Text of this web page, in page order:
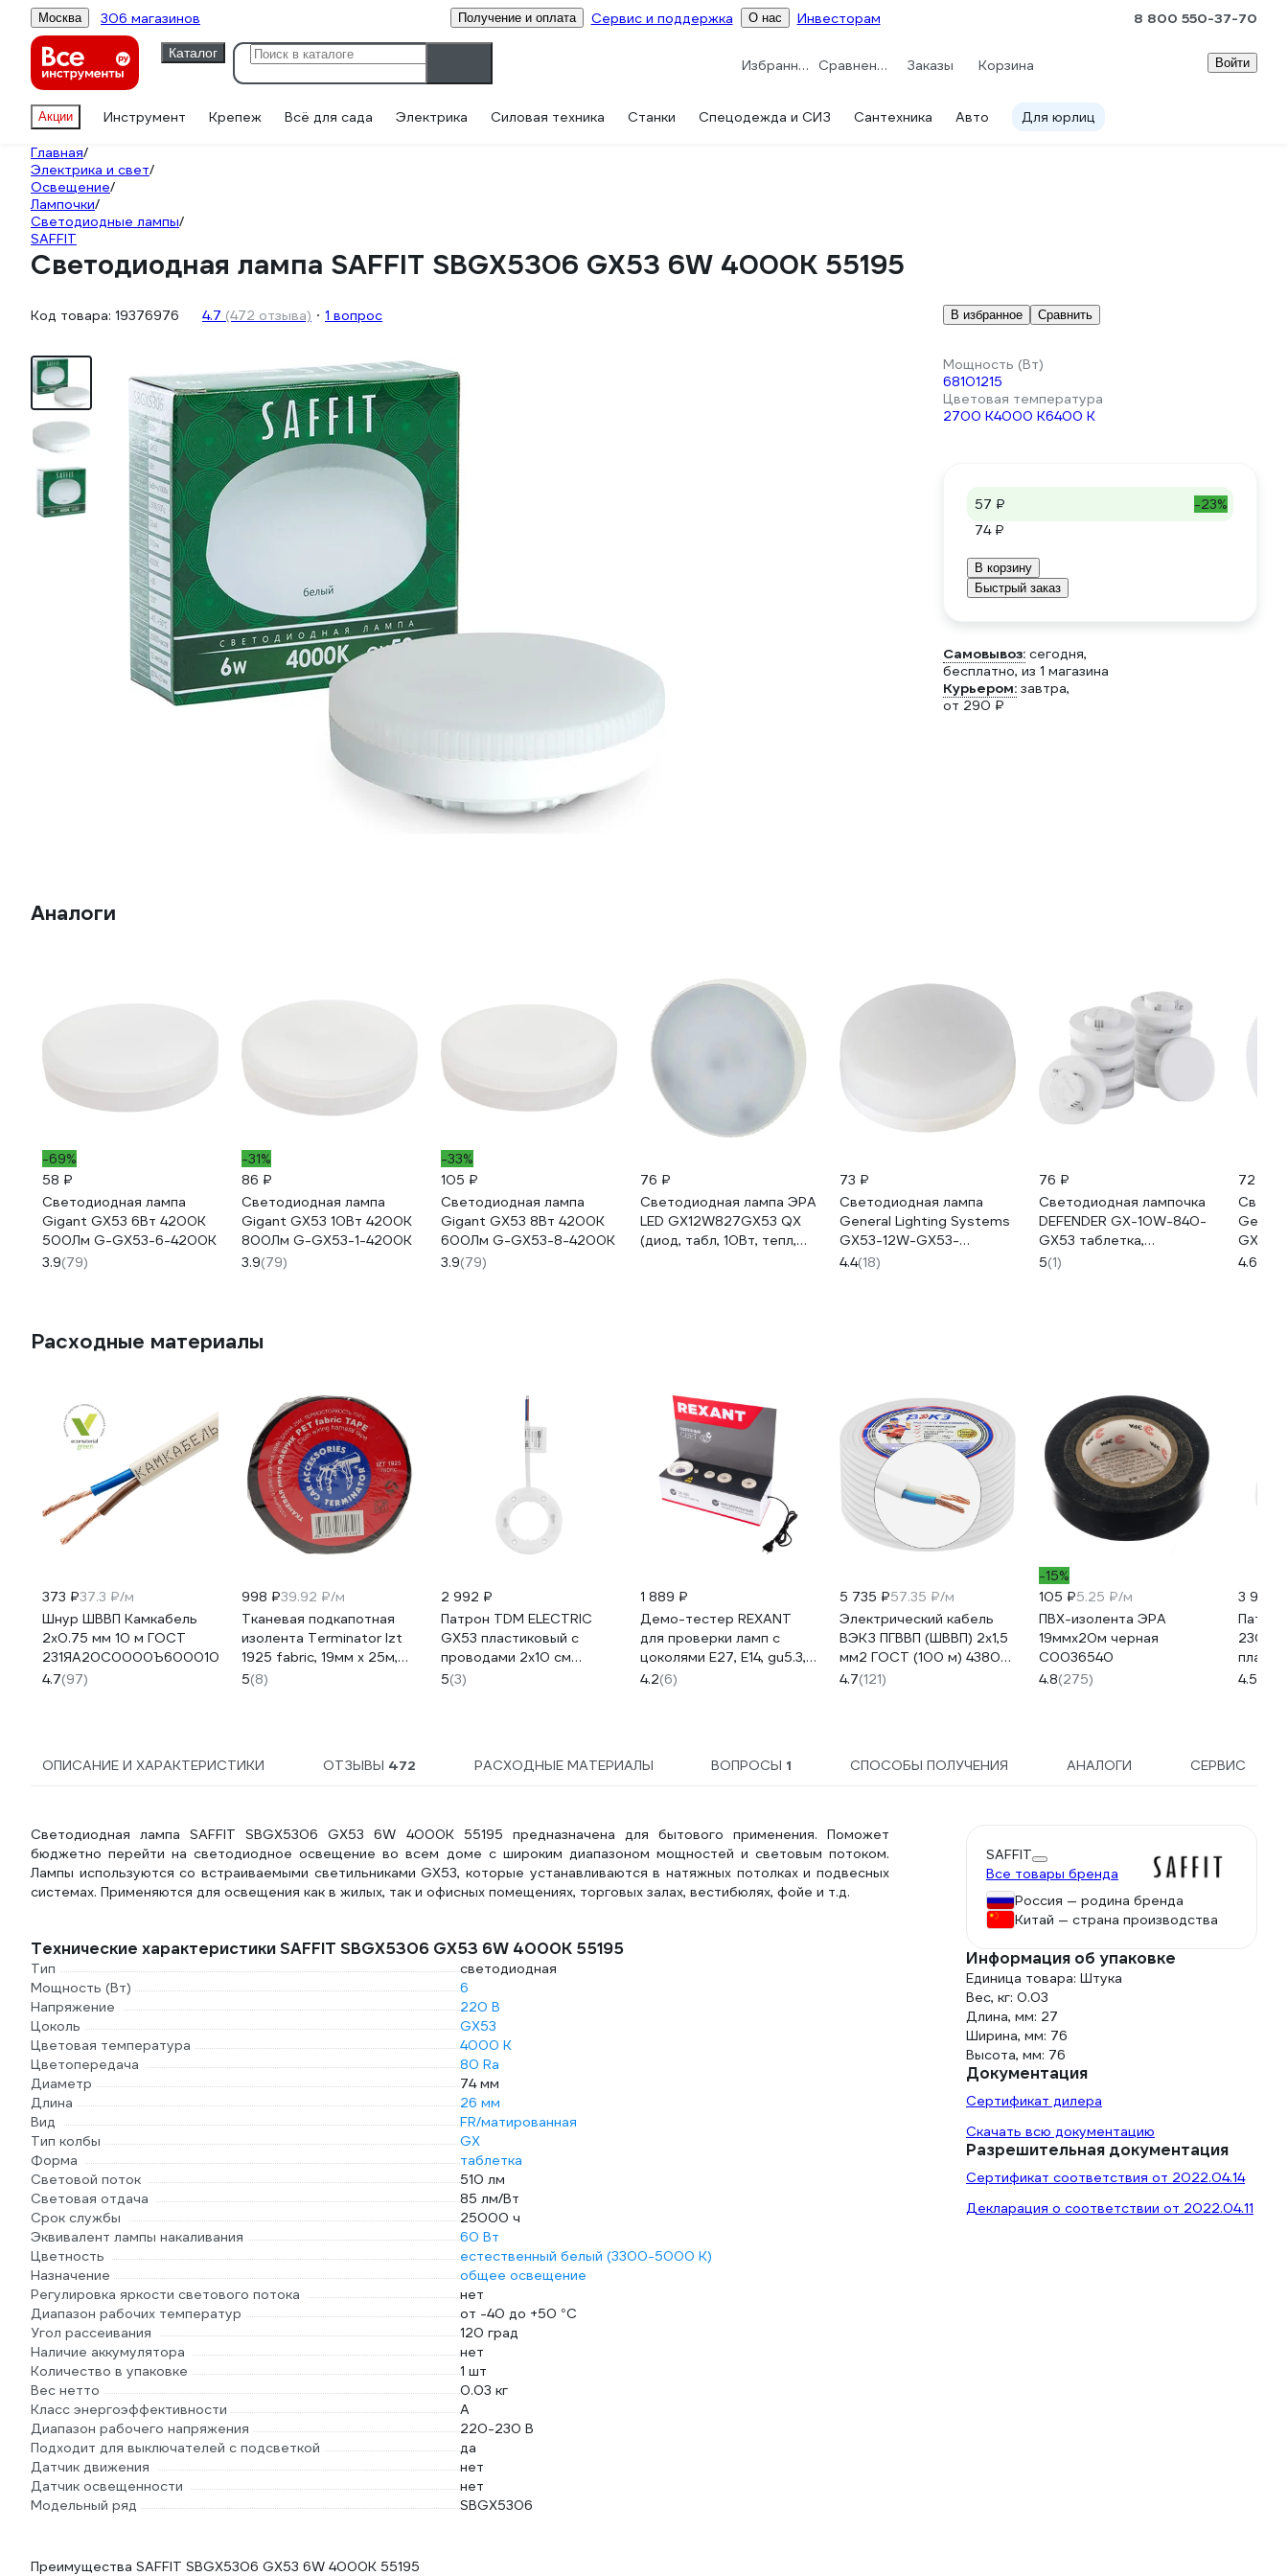
Москва 306 магазинов Получение и оплата Сервис и поддержка О нас Инвесторам 8 800 550-37-70
Каталог
Избранное Сравнение Заказы Корзина Войти
Акции Инструмент Крепеж Всё для сада Электрика Силовая техника Станки Спецодежда и СИЗ Сантехника Авто Для юрлиц
Главная/
Электрика и свет/
Освещение/
Лампочки/
Светодиодные лампы/
SAFFIT
Светодиодная лампа SAFFIT SBGX5306 GX53 6W 4000K 55195
Код товара: 19376976 4.7 (472 отзыва) 1 вопрос В избранное Сравнить
Мощность (Вт)
68101215
Цветовая температура
2700 К4000 К6400 К
57 ₽
-23%
74 ₽
В корзину
Быстрый заказ
Самовывоз: сегодня,
бесплатно, из 1 магазина
Курьером: завтра,
от 290 ₽
Аналоги
-69%
58 ₽
Светодиодная лампа
Gigant GX53 6Вт 4200K
500Лм G-GX53-6-4200K
3.9(79)
-31%
86 ₽
Светодиодная лампа
Gigant GX53 10Вт 4200K
800Лм G-GX53-1-4200K
3.9(79)
-33%
105 ₽
Светодиодная лампа
Gigant GX53 8Вт 4200K
600Лм G-GX53-8-4200K
3.9(79)
76 ₽
Светодиодная лампа ЭРА
LED GX12W827GX53 QX
(диод, табл, 10Вт, тепл,
73 ₽
Светодиодная лампа
General Lighting Systems
GX53-12W-GX53-
рассеиватель купол
4.4(18)
76 ₽
Светодиодная лампочка
DEFENDER GX-10W-840-
GX53 таблетка,
нейтральный белый, 1 шт.
5(1)
72 ₽
GX53-
4.6
Расходные материалы
373 ₽37.3 ₽/м
Шнур ШВВП Камкабель
2x0.75 мм 10 м ГОСТ
231ЯA20C0000Ъ600010М
4.7(97)
998 ₽39.92 ₽/м
Тканевая подкапотная
изолента Terminator Izt
1925 fabric, 19мм х 25м,
толщина 0,25мм
5(8)
2 992 ₽
Патрон TDM ELECTRIC
GX53 пластиковый с
проводами 2х10 см
SQ0335-0100
5(3)
1 889 ₽
Демо-тестер REXANT
для проверки ламп с
цоколями Е27, Е14, gu5.3,
gx53 604-801
4.2(6)
5 735 ₽57.35 ₽/м
Электрический кабель
ВЭКЗ ПГВВП (ШВВП) 2x1,5
мм2 ГОСТ (100 м) 43805
VEKZ00037
4.7(121)
-15%
105 ₽5.25 ₽/м
ПВХ-изолента ЭРА
19ммх20м черная
C0036540
4.8(275)
3 952 ₽
Патрон
230V,
белый,
4.5
ОПИСАНИЕ И ХАРАКТЕРИСТИКИ ОТЗЫВЫ 472 РАСХОДНЫЕ МАТЕРИАЛЫ ВОПРОСЫ 1 СПОСОБЫ ПОЛУЧЕНИЯ АНАЛОГИ СЕРВИС
Светодиодная лампа SAFFIT SBGX5306 GX53 6W 4000K 55195 предназначена для бытового применения. Поможет
бюджетно перейти на светодиодное освещение во всем доме с широким диапазоном мощностей и световым потоком.
Лампы используются со встраиваемыми светильниками GX53, которые устанавливаются в натяжных потолках и подвесных
системах. Применяются для освещения как в жилых, так и офисных помещениях, торговых залах, вестибюлях, фойе и т.д.
Технические характеристики SAFFIT SBGX5306 GX53 6W 4000K 55195
Тип
светодиодная
Мощность (Вт)
6
Напряжение
220 В
Цоколь
GX53
Цветовая температура
4000 К
Цветопередача
80 Ra
Диаметр
74 мм
Длина
26 мм
Вид
FR/матированная
Тип колбы
GX
Форма
таблетка
Световой поток
510 лм
Световая отдача
85 лм/Вт
Срок службы
25000 ч
Эквивалент лампы накаливания
60 Вт
Цветность
естественный белый (3300-5000 К)
Назначение
общее освещение
Регулировка яркости светового потока
нет
Диапазон рабочих температур
от -40 до +50 °С
Угол рассеивания
120 град
Наличие аккумулятора
нет
Количество в упаковке
1 шт
Вес нетто
0.03 кг
Класс энергоэффективности
A
Диапазон рабочего напряжения
220-230 В
Подходит для выключателей с подсветкой
да
Датчик движения
нет
Датчик освещенности
нет
Модельный ряд
SBGX5306
Преимущества SAFFIT SBGX5306 GX53 6W 4000K 55195
SAFFIT
Все товары бренда
Россия — родина бренда
Китай — страна производства
Информация об упаковке
Единица товара: Штука
Вес, кг: 0.03
Длина, мм: 27
Ширина, мм: 76
Высота, мм: 76
Документация
Сертификат дилера
Скачать всю документацию
Разрешительная документация
Сертификат соответствия от 2022.04.14
Декларация о соответствии от 2022.04.11